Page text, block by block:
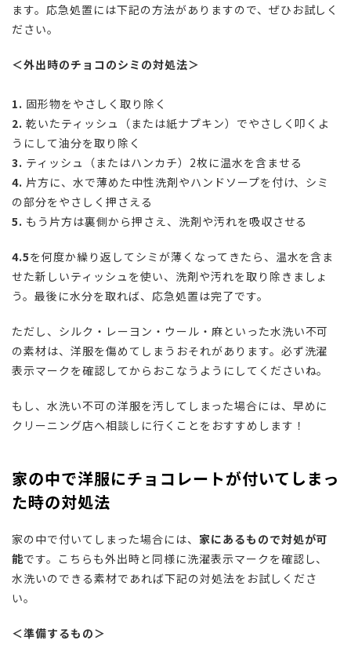
ます。応急処置には下記の方法がありますので、ぜひお試しく
ださい。
＜外出時のチョコのシミの対処法＞
1. 固形物をやさしく取り除く
2. 乾いたティッシュ（または紙ナプキン）でやさしく叩くよ
うにして油分を取り除く
3. ティッシュ（またはハンカチ） 2枚に温水を含ませる
4. 片方に、水で薄めた中性洗剤やハンドソープを付け、シミ
の部分をやさしく押さえる
5. もう片方は裏側から押さえ、洗剤や汚れを吸収させる
4.5を何度か繰り返してシミが薄くなってきたら、温水を含ま
せた新しいティッシュを使い、洗剤や汚れを取り除きましょ
う。最後に水分を取れば、応急処置は完了です。
ただし、シルク・レーヨン・ウール・麻といった水洗い不可
の素材は、洋服を傷めてしまうおそれがあります。必ず洗濯
表示マークを確認してからおこなうようにしてくださいね。
もし、水洗い不可の洋服を汚してしまった場合には、早めに
クリーニング店へ相談しに行くことをおすすめします！
家の中で洋服にチョコレートが付いてしまっ
た時の対処法
家の中で付いてしまった場合には、 家にあるもので対処が可
能です。こちらも外出時と同様に洗濯表示マークを確認し、
水洗いのできる素材であれば下記の対処法をお試しくださ
い。
＜準備するもの＞